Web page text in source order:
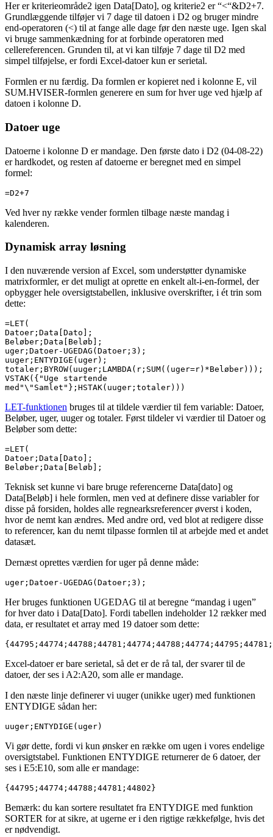
Her er kriterieområde2 igen Data[Dato], og kriterie2 er “<“&D2+7.
Grundlæggende tilføjer vi 7 dage til datoen i D2 og bruger mindre
end-operatoren (<) til at fange alle dage før den næste uge. Igen skal
vi bruge sammenkædning for at forbinde operatoren med
cellereferencen. Grunden til, at vi kan tilføje 7 dage til D2 med
simpel tilføjelse, er fordi Excel-datoer kun er serietal.
Formlen er nu færdig. Da formlen er kopieret ned i kolonne E, vil
SUM.HVISER-formlen generere en sum for hver uge ved hjælp af
datoen i kolonne D.
Datoer uge
Datoerne i kolonne D er mandage. Den første dato i D2 (04-08-22)
er hardkodet, og resten af datoerne er beregnet med en simpel
formel:
=D2+7
Ved hver ny række vender formlen tilbage næste mandag i
kalenderen.
Dynamisk array løsning
I den nuværende version af Excel, som understøtter dynamiske
matrixformler, er det muligt at oprette en enkelt alt-i-en-formel, der
opbygger hele oversigtstabellen, inklusive overskrifter, i ét trin som
dette:
=LET(
Datoer;Data[Dato];
Beløber;Data[Beløb];
uger;Datoer-UGEDAG(Datoer;3);
uuger;ENTYDIGE(uger);
totaler;BYROW(uuger;LAMBDA(r;SUM((uger=r)*Beløber)));
VSTAK({"Uge startende
med"\"Samlet"};HSTAK(uuger;totaler)))
LET-funktionen bruges til at tildele værdier til fem variable: Datoer,
Beløber, uger, uuger og totaler. Først tildeler vi værdier til Datoer og
Beløber som dette:
=LET(
Datoer;Data[Dato];
Beløber;Data[Beløb];
Teknisk set kunne vi bare bruge referencerne Data[dato] og
Data[Beløb] i hele formlen, men ved at definere disse variabler for
disse på forsiden, holdes alle regnearksreferencer øverst i koden,
hvor de nemt kan ændres. Med andre ord, ved blot at redigere disse
to referencer, kan du nemt tilpasse formlen til at arbejde med et andet
datasæt.
Dernæst oprettes værdien for uger på denne måde:
uger;Datoer-UGEDAG(Datoer;3);
Her bruges funktionen UGEDAG til at beregne “mandag i ugen”
for hver dato i Data[Dato]. Fordi tabellen indeholder 12 rækker med
data, er resultatet et array med 19 datoer som dette:
Excel-datoer er bare serietal, så det er de rå tal, der svarer til de
datoer, der ses i A2:A20, som alle er mandage.
I den næste linje definerer vi uuger (unikke uger) med funktionen
ENTYDIGE sådan her:
uuger;ENTYDIGE(uger)
Vi gør dette, fordi vi kun ønsker en række om ugen i vores endelige
oversigtstabel. Funktionen ENTYDIGE returnerer de 6 datoer, der
ses i E5:E10, som alle er mandage:
{44795;44774;44788;44781;44802}
Bemærk: du kan sortere resultatet fra ENTYDIGE med funktion
SORTER for at sikre, at ugerne er i den rigtige rækkefølge, hvis det
er nødvendigt.